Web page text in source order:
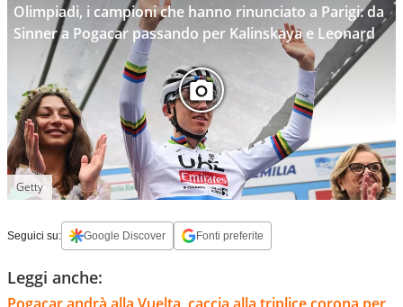
Olimpiadi, i campioni che hanno rinunciato a Parigi: da
Sinner a Pogacar passando per Kalinskaya e Leonard
Getty
Seguici su: Google Discover Fonti preferite
Leggi anche: